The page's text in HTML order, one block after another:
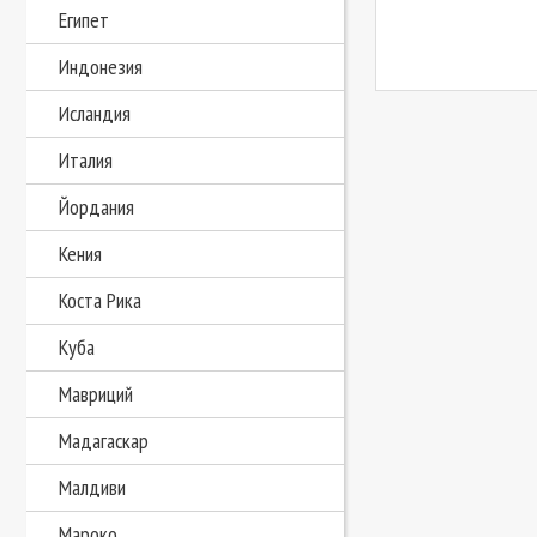
Египет
Индонезия
Исландия
Италия
Йордания
Кения
Коста Рика
Куба
Мавриций
Мадагаскар
Малдиви